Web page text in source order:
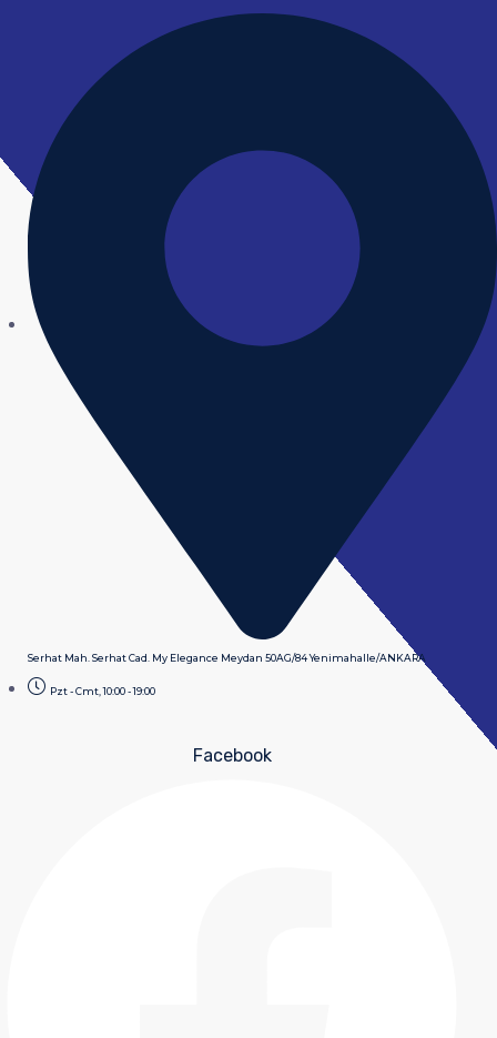
Serhat Mah. Serhat Cad. My Elegance Meydan 50AG/84 Yenimahalle/ANKARA
Pzt - Cmt, 10:00 - 19:00
Facebook